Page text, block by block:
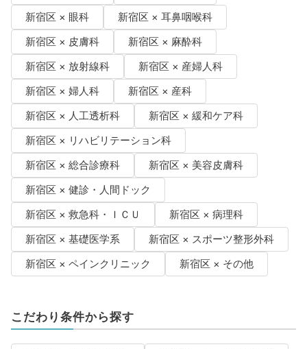
新宿区 × 眼科
新宿区 × 耳鼻咽喉科
新宿区 × 皮膚科
新宿区 × 麻酔科
新宿区 × 放射線科
新宿区 × 産婦人科
新宿区 × 婦人科
新宿区 × 産科
新宿区 × 人工透析科
新宿区 × 緩和ケア科
新宿区 × リハビリテーション科
新宿区 × 総合診療科
新宿区 × 美容皮膚科
新宿区 × 健診・人間ドック
新宿区 × 救急科・ＩＣＵ
新宿区 × 病理科
新宿区 × 基礎医学系
新宿区 × スポーツ整形外科
新宿区 × ペインクリニック
新宿区 × その他
こだわり条件から探す